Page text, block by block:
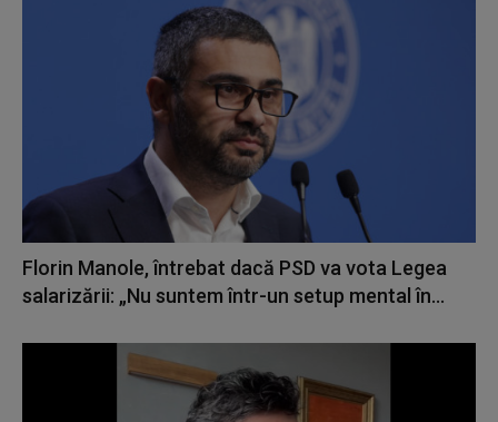
Florin Manole, întrebat dacă PSD va vota Legea
salarizării: „Nu suntem într-un setup mental în...